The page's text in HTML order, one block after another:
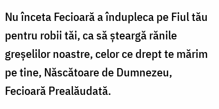
Nu înceta Fecioară a îndu­pleca pe Fiul tău
pentru robii tăi, ca să şteargă rănile
greşeli­lor noastre, celor ce drept te mă­rim
pe tine, Născătoare de Dum­nezeu,
Fecioară Prealăudată.